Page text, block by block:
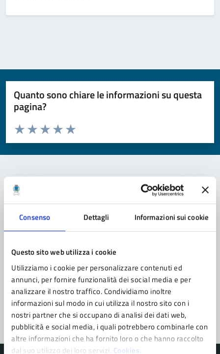
Consenso Dettagli Informazioni sui cookie
Questo sito web utilizza i cookie
Utilizziamo i cookie per personalizzare contenuti ed
annunci, per fornire funzionalità dei social media e per
analizzare il nostro traffico. Condividiamo inoltre
informazioni sul modo in cui utilizza il nostro sito con i
nostri partner che si occupano di analisi dei dati web,
pubblicità e social media, i quali potrebbero combinarle con
altre informazioni che ha fornito loro o che hanno raccolto
dal suo utilizzo dei loro servizi. Cookies.
Quanto sono chiare le informazioni su questa
pagina?
Valuta da 1 a 5 stelle la pagina
Valuta 5 stelle su 5
Valuta 4 stelle su 5
Valuta 3 stelle su 5
Valuta 2 stelle su 5
Valuta 1 stelle su 5
Contatta il comune
Leggi le domande frequenti
Prenota appuntamento
Problemi in città
Segnala disservizio